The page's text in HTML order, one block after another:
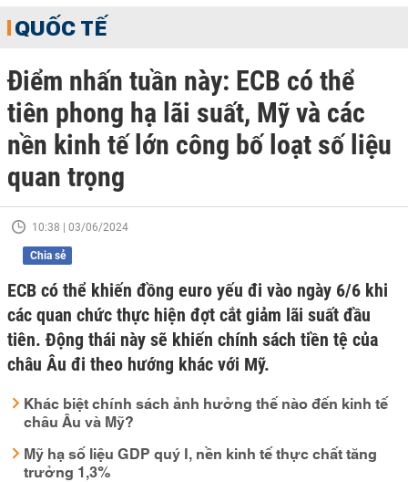
QUỐC TẾ
Điểm nhấn tuần này: ECB có thể
tiên phong hạ lãi suất, Mỹ và các
nền kinh tế lớn công bố loạt số liệu
quan trọng
10:38 | 03/06/2024
Chia sẻ
ECB có thể khiến đồng euro yếu đi vào ngày 6/6 khi
các quan chức thực hiện đợt cắt giảm lãi suất đầu
tiên. Động thái này sẽ khiến chính sách tiền tệ của
châu Âu đi theo hướng khác với Mỹ.
Khác biệt chính sách ảnh hưởng thế nào đến kinh tế
châu Âu và Mỹ?
Mỹ hạ số liệu GDP quý I, nền kinh tế thực chất tăng
trưởng 1,3%